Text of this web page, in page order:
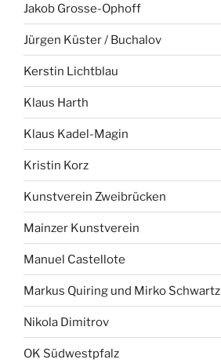
Jakob Grosse-Ophoff
Jürgen Küster / Buchalov
Kerstin Lichtblau
Klaus Harth
Klaus Kadel-Magin
Kristin Korz
Kunstverein Zweibrücken
Mainzer Kunstverein
Manuel Castellote
Markus Quiring und Mirko Schwartz
Nikola Dimitrov
OK Südwestpfalz